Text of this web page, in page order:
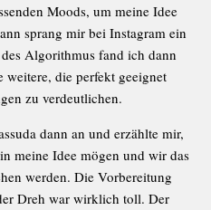
Moods, um meine Idee
sprang mir bei Instagram ein
Algorithmus fand ich dann
weitere, die perfekt geeignet
zu verdeutlichen.
dann an und erzählte mir,
meine Idee mögen und wir das
werden. Die Vorbereitung
Dreh war wirklich toll. Der